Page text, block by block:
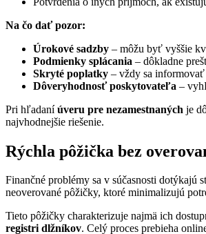
Na čo dať pozor:
Úrokové sadzby – môžu byť vyššie
Podmienky splácania – dôkladne
Skryté poplatky – vždy sa
Dôveryhodnosť poskytovateľa –
Pri hľadaníúveru pre nezamestnaných je
najvhodnejšie riešenie.
Rýchla pôžička bez
Finančné problémy sa v súčasnosti dotýkajú
neoverované pôžičky, ktoré minimalizujú
Tieto pôžičky charakterizuje najmä ich
registri dlžníkov. Celý proces prebieha